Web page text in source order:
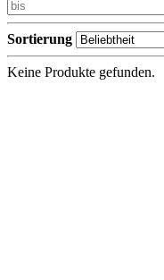
Sortierung
Keine Produkte gefunden.